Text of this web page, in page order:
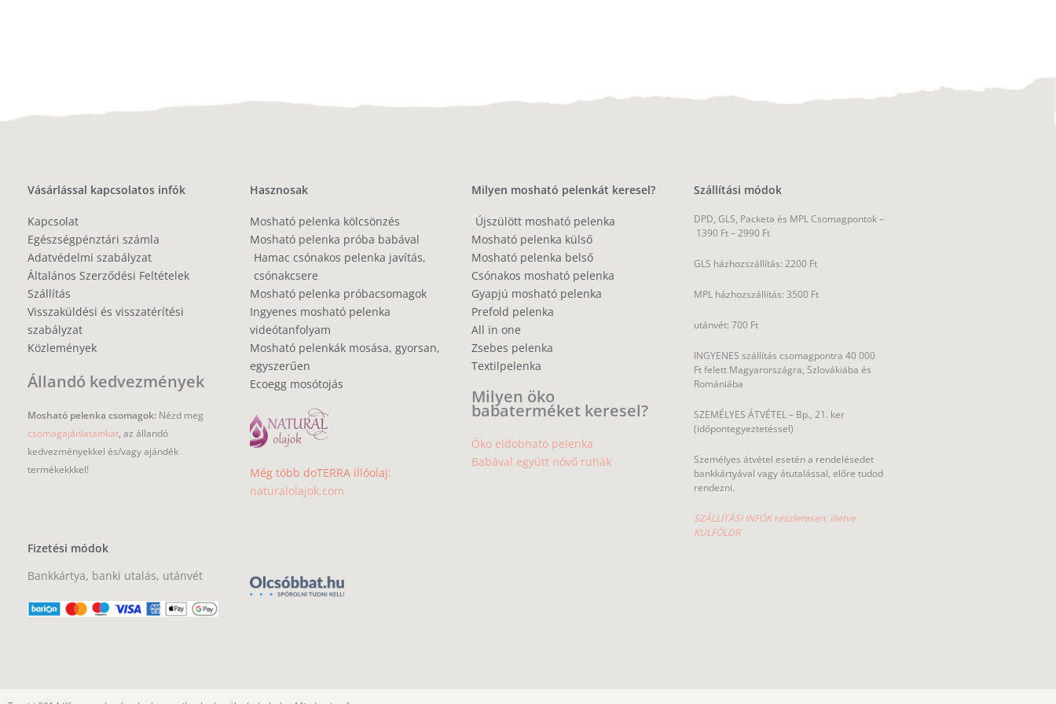
Vásárlással kapcsolatos infók
Kapcsolat
Egészségpénztári számla
Adatvédelmi szabályzat
Általános Szerződési Feltételek
Szállítás
Visszaküldési és visszatérítési
szabályzat
Közlemények
Állandó kedvezmények
Mosható pelenka csomagok: Nézd meg
csomagajánlatainkat, az állandó
kedvezményekkel és/vagy ajándék
termékekkkel!
Fizetési módok
Bankkártya, banki utalás, utánvét
Hasznosak
Mosható pelenka kölcsönzés
Mosható pelenka próba babával
Hamac csónakos pelenka javítás,
csónakcsere
Mosható pelenka próbacsomagok
Ingyenes mosható pelenka
videótanfolyam
Mosható pelenkák mosása, gyorsan,
egyszerűen
Ecoegg mosótojás
Még több doTERRA illóolaj:
naturalolajok.com
Milyen mosható pelenkát keresel?
Újszülött mosható pelenka
Mosható pelenka külső
Mosható pelenka belső
Csónakos mosható pelenka
Gyapjú mosható pelenka
Prefold pelenka
All in one
Zsebes pelenka
Textilpelenka
Milyen öko
babaterméket keresel?
Öko eldobható pelenka
Babával együtt nővő ruhák
Szállítási módok
DPD, GLS, Packeta és MPL Csomagpontok –
1390 Ft – 2990 Ft
GLS házhozszállítás: 2200 Ft
MPL házhozszállítás: 3500 Ft
utánvét: 700 Ft
INGYENES szállítás csomagpontra 40 000
Ft felett Magyarországra, Szlovákiába és
Romániába
SZEMÉLYES ÁTVÉTEL – Bp., 21. ker
(időpontegyeztetéssel)
Személyes átvétel esetén a rendelésedet
bankkártyával vagy átutalással, előre tudod
rendezni.
SZÁLLÍTÁSI INFÓK részletesen, illetve
KÜLFÖLDR